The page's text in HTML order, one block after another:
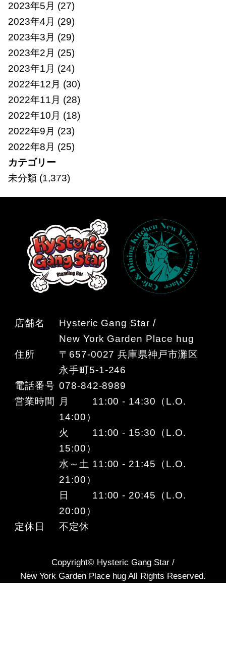
2023年5月 (27)
2023年4月 (29)
2023年3月 (29)
2023年2月 (25)
2023年1月 (24)
2022年12月 (30)
2022年11月 (28)
2022年10月 (18)
2022年9月 (23)
2022年8月 (25)
カテゴリー
未分類(1,373)
店舗名
Hysteric Gang Star /
New York Garden Place hug
住所
〒657-0027 兵庫県神戸市灘区
永手町5-1-246
電話番号 078-842-8989
営業時間
月 11:00 - 14:30（L.O.
14:00）
火 11:00 - 15:30（L.O.
15:00）
水～土 11:00 - 21:45（L.O.
21:00）
日 11:00 - 20:45（L.O.
20:00）
定休日
不定休
Copyright© Hysteric Gang Star /
New York Garden Place hug All Rights Reserved.